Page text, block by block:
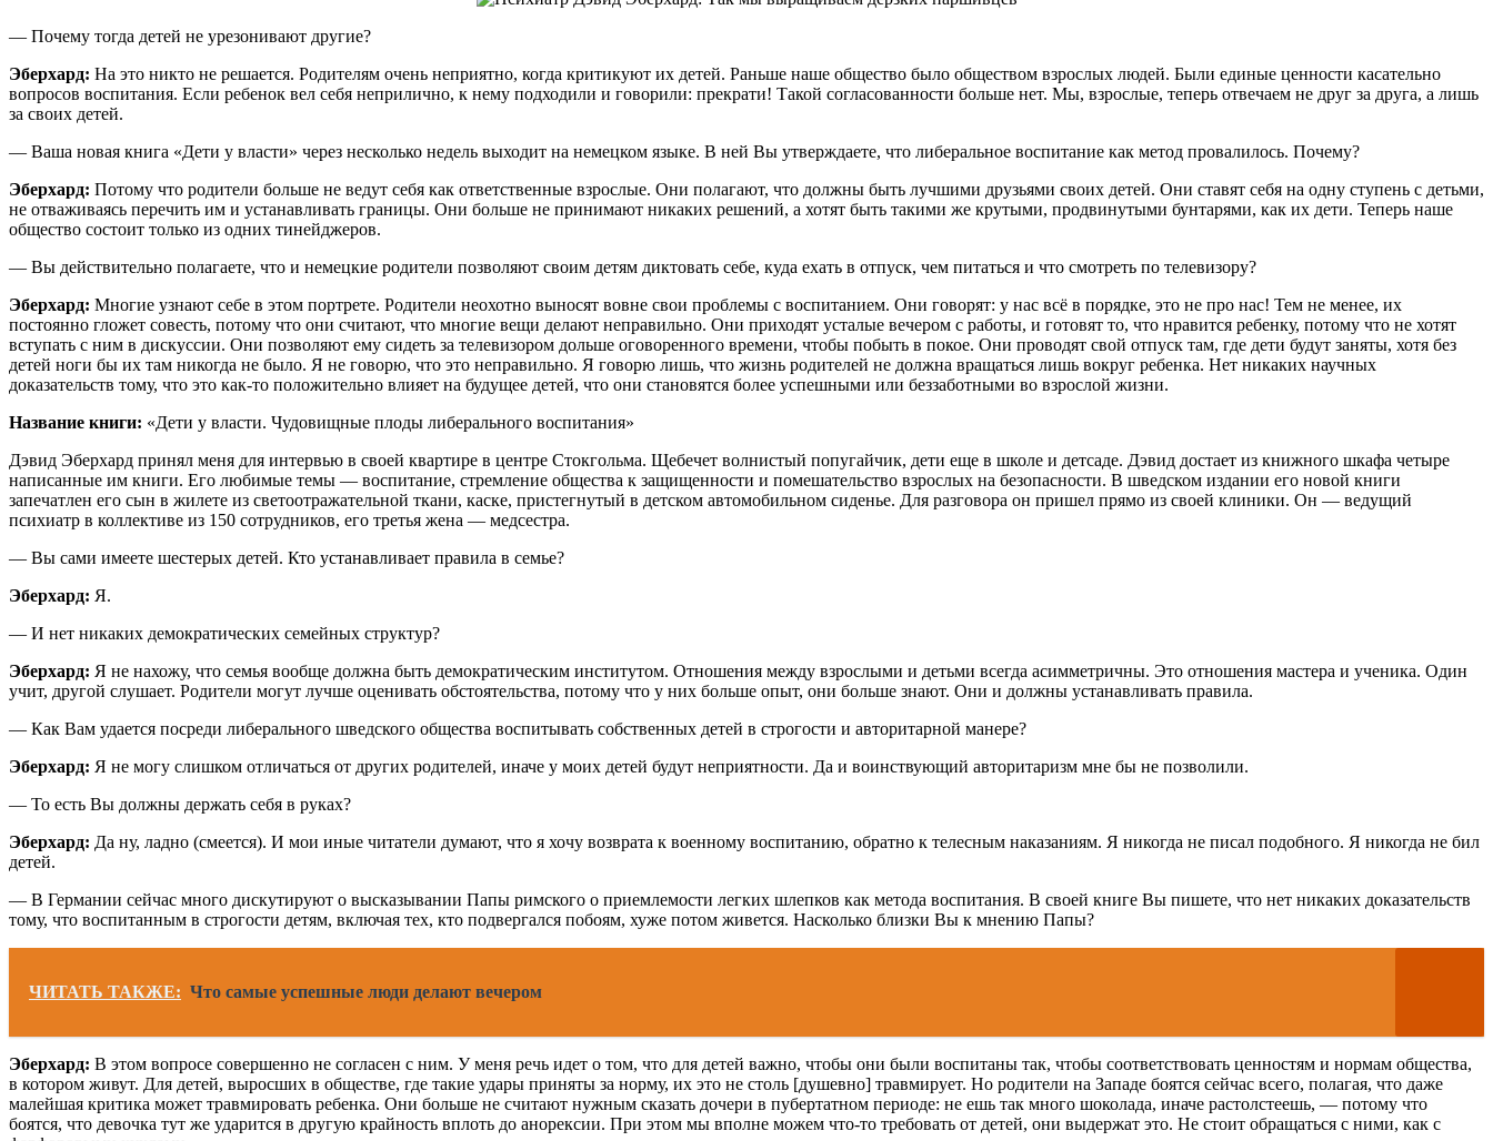
— Почему тогда детей не урезонивают другие?
Эберхард: На это никто не решается. Родителям очень неприятно, когда критикуют их детей. Раньше наше общество было обществом взрослых людей. Были единые ценности касательно
вопросов воспитания. Если ребенок вел себя неприлично, к нему подходили и говорили: прекрати! Такой согласованности больше нет. Мы, взрослые, теперь отвечаем не друг за друга, а лишь
за своих детей.
— Ваша новая книга «Дети у власти» через несколько недель выходит на немецком языке. В ней Вы утверждаете, что либеральное воспитание как метод провалилось. Почему?
Эберхард: Потому что родители больше не ведут себя как ответственные взрослые. Они полагают, что должны быть лучшими друзьями своих детей. Они ставят себя на одну ступень с детьми,
не отваживаясь перечить им и устанавливать границы. Они больше не принимают никаких решений, а хотят быть такими же крутыми, продвинутыми бунтарями, как их дети. Теперь наше
общество состоит только из одних тинейджеров.
— Вы действительно полагаете, что и немецкие родители позволяют своим детям диктовать себе, куда ехать в отпуск, чем питаться и что смотреть по телевизору?
Эберхард: Многие узнают себе в этом портрете. Родители неохотно выносят вовне свои проблемы с воспитанием. Они говорят: у нас всё в порядке, это не про нас! Тем не менее, их
постоянно гложет совесть, потому что они считают, что многие вещи делают неправильно. Они приходят усталые вечером с работы, и готовят то, что нравится ребенку, потому что не хотят
вступать с ним в дискуссии. Они позволяют ему сидеть за телевизором дольше оговоренного времени, чтобы побыть в покое. Они проводят свой отпуск там, где дети будут заняты, хотя без
детей ноги бы их там никогда не было. Я не говорю, что это неправильно. Я говорю лишь, что жизнь родителей не должна вращаться лишь вокруг ребенка. Нет никаких научных
доказательств тому, что это как-то положительно влияет на будущее детей, что они становятся более успешными или беззаботными во взрослой жизни.
Название книги: «Дети у власти. Чудовищные плоды либерального воспитания»
Дэвид Эберхард принял меня для интервью в своей квартире в центре Стокгольма. Щебечет волнистый попугайчик, дети еще в школе и детсаде. Дэвид достает из книжного шкафа четыре
написанные им книги. Его любимые темы — воспитание, стремление общества к защищенности и помешательство взрослых на безопасности. В шведском издании его новой книги
запечатлен его сын в жилете из светоотражательной ткани, каске, пристегнутый в детском автомобильном сиденье. Для разговора он пришел прямо из своей клиники. Он — ведущий
психиатр в коллективе из 150 сотрудников, его третья жена — медсестра.
— Вы сами имеете шестерых детей. Кто устанавливает правила в семье?
Эберхард: Я.
— И нет никаких демократических семейных структур?
Эберхард: Я не нахожу, что семья вообще должна быть демократическим институтом. Отношения между взрослыми и детьми всегда асимметричны. Это отношения мастера и ученика. Один
учит, другой слушает. Родители могут лучше оценивать обстоятельства, потому что у них больше опыт, они больше знают. Они и должны устанавливать правила.
— Как Вам удается посреди либерального шведского общества воспитывать собственных детей в строгости и авторитарной манере?
Эберхард: Я не могу слишком отличаться от других родителей, иначе у моих детей будут неприятности. Да и воинствующий авторитаризм мне бы не позволили.
— То есть Вы должны держать себя в руках?
Эберхард: Да ну, ладно (смеется). И мои иные читатели думают, что я хочу возврата к военному воспитанию, обратно к телесным наказаниям. Я никогда не писал подобного. Я никогда не бил
детей.
— В Германии сейчас много дискутируют о высказывании Папы римского о приемлемости легких шлепков как метода воспитания. В своей книге Вы пишете, что нет никаких доказательств
тому, что воспитанным в строгости детям, включая тех, кто подвергался побоям, хуже потом живется. Насколько близки Вы к мнению Папы?
ЧИТАТЬ ТАКЖЕ: Что самые успешные люди делают вечером
Эберхард: В этом вопросе совершенно не согласен с ним. У меня речь идет о том, что для детей важно, чтобы они были воспитаны так, чтобы соответствовать ценностям и нормам общества,
в котором живут. Для детей, выросших в обществе, где такие удары приняты за норму, их это не столь [душевно] травмирует. Но родители на Западе боятся сейчас всего, полагая, что даже
малейшая критика может травмировать ребенка. Они больше не считают нужным сказать дочери в пубертатном периоде: не ешь так много шоколада, иначе растолстеешь, — потому что
боятся, что девочка тут же ударится в другую крайность вплоть до анорексии. При этом мы вполне можем что-то требовать от детей, они выдержат это. Не стоит обращаться с ними, как с